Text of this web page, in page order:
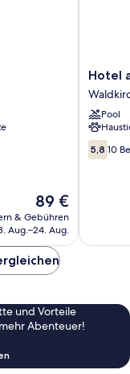
Der
Preis
beträgt
89 €
& Gebühren
Aug.–24. Aug.
Hotel
am
Hotel
Pool
5.8
von
5,8 10
und Vorteile
Abenteuer!